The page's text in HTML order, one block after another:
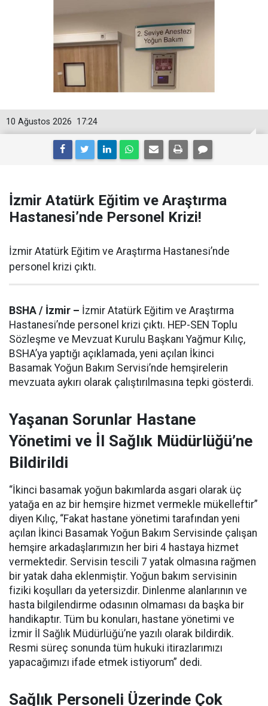
17:24
10 Ağustos 2026
İzmir Atatürk Eğitim ve Araştırma
Hastanesi’nde Personel Krizi!
İzmir Atatürk Eğitim ve Araştırma Hastanesi’nde
personel krizi çıktı.
BSHA / İzmir – İzmir Atatürk Eğitim ve Araştırma
Hastanesi’nde personel krizi çıktı. HEP-SEN Toplu
Sözleşme ve Mevzuat Kurulu Başkanı Yağmur Kılıç,
BSHA’ya yaptığı açıklamada, yeni açılan İkinci
Basamak Yoğun Bakım Servisi’nde hemşirelerin
mevzuata aykırı olarak çalıştırılmasına tepki gösterdi.
Yaşanan Sorunlar Hastane
Yönetimi ve İl Sağlık Müdürlüğü’ne
Bildirildi
“İkinci basamak yoğun bakımlarda asgari olarak üç
yatağa en az bir hemşire hizmet vermekle mükelleftir”
diyen Kılıç, “Fakat hastane yönetimi tarafından yeni
açılan İkinci Basamak Yoğun Bakım Servisinde çalışan
hemşire arkadaşlarımızın her biri 4 hastaya hizmet
vermektedir. Servisin tescili 7 yatak olmasına rağmen
bir yatak daha eklenmiştir. Yoğun bakım servisinin
fiziki koşulları da yetersizdir. Dinlenme alanlarının ve
hasta bilgilendirme odasının olmaması da başka bir
handikaptır. Tüm bu konuları, hastane yönetimi ve
İzmir İl Sağlık Müdürlüğü’ne yazılı olarak bildirdik.
Resmi süreç sonunda tüm hukuki itirazlarımızı
yapacağımızı ifade etmek istiyorum” dedi.
Sağlık Personeli Üzerinde Çok